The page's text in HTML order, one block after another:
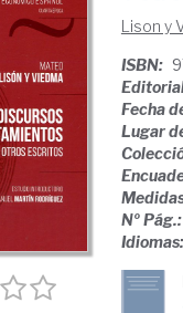
Lison y
ISBN:
Fecha
Lugar
Nº Pág.:
Idiomas: